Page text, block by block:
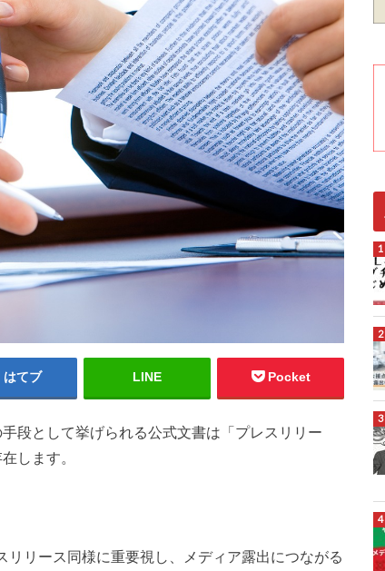
はてブ LINE Pocket
段として挙げられる公式文書は「プレスリリー
します。
リース同様に重要視し、メディア露出につながる